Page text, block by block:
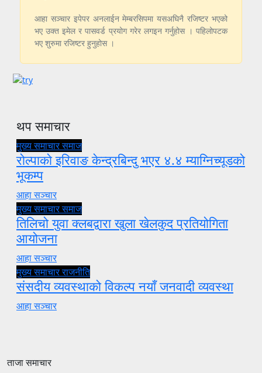
आहा सञ्चार इपेपर अनलाईन मेम्बरसिपमा यसअघिनै रजिष्टर भएको
भए उक्त इमेल र पासवर्ड प्रयोग गरेर लगइन गर्नुहोस । पहिलोपटक
भए शुरुमा रजिष्टर हुनुहोस ।
थप समाचार
मुख्य समाचारसमाज
रोल्पाको इरिवाङ केन्द्रबिन्दु भएर ४.४ म्याग्निच्यूडको
भूकम्प
आहा सञ्चार
मुख्य समाचारसमाज
तिलिचो युवा क्लबद्वारा खुला खेलकुद प्रतियोगिता
आयोजना
आहा सञ्चार
मुख्य समाचारराजनीति
संसदीय व्यवस्थाको विकल्प नयाँ जनवादी व्यवस्था
आहा सञ्चार
ताजा समाचार